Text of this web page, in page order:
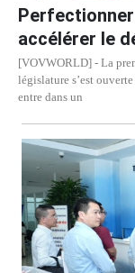
accélérer le
[VOVWORLD] - La
législature s’est
entre dans un